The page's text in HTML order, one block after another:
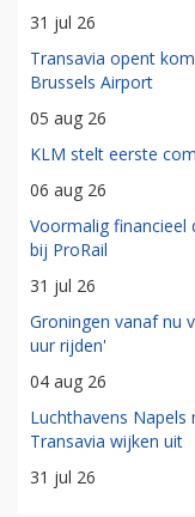
31 jul 26
Transavia opent
Brussels Airport
05 aug 26
KLM stelt eerste
06 aug 26
Voormalig financieel
bij ProRail
31 jul 26
Groningen vanaf nu
uur rijden'
04 aug 26
Luchthavens
Transavia wijken uit
31 jul 26